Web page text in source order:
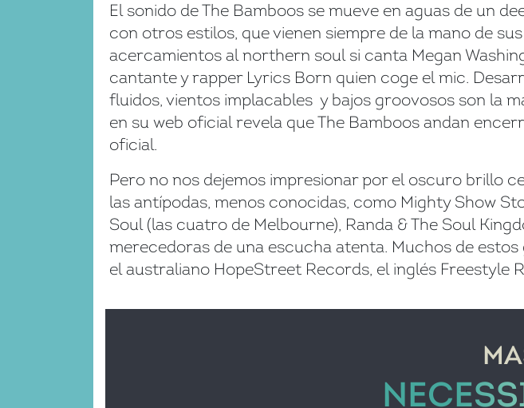
El sonido de The Bamboos se mueve en aguas de un
con otros estilos, que vienen siempre de la mano de
acercamientos al northern soul si canta Megan
cantante y rapper Lyrics Born quien coge el mic.
fluidos, vientos implacables y bajos groovosos son la
en su web oficial revela que The Bamboos andan
oficial.
Pero no nos dejemos impresionar por el oscuro brillo
las antípodas, menos conocidas, como Mighty Show
Soul (las cuatro de Melbourne), Randa & The Soul
merecedoras de una escucha atenta. Muchos de estos
el australiano HopeStreet Records, el inglés Freestyle